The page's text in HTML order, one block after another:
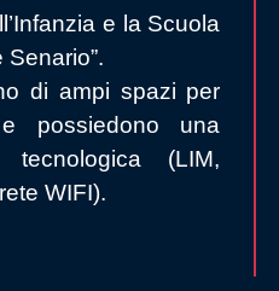
e la Scuola
Senario”.
di ampi spazi per
possiedono una
tecnologica (LIM,
WIFI).